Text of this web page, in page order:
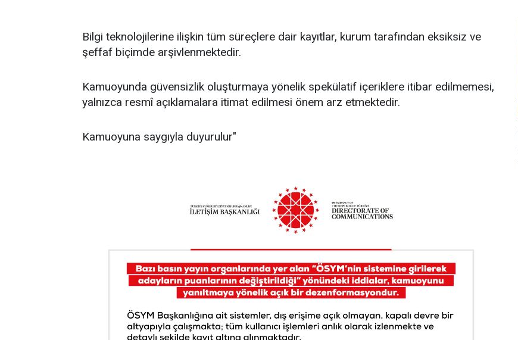
Bilgi teknolojilerine ilişkin tüm süreçlere dair kayıtlar, kurum tarafından eksiksiz ve
şeffaf biçimde arşivlenmektedir.
Kamuoyunda güvensizlik oluşturmaya yönelik spekülatif içeriklere itibar edilmemesi,
yalnızca resmî açıklamalara itimat edilmesi önem arz etmektedir.
Kamuoyuna saygıyla duyurulur"